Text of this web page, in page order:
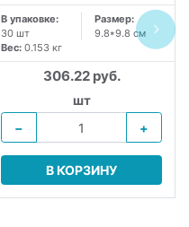
В упаковке:
30 шт
Размер:
9.8*9.8 см
Вес: 0.153 кг
306.22 руб.
шт
−
+
В КОРЗИНУ